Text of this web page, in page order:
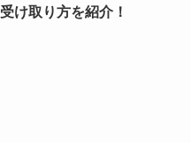
受け取り方を紹介！